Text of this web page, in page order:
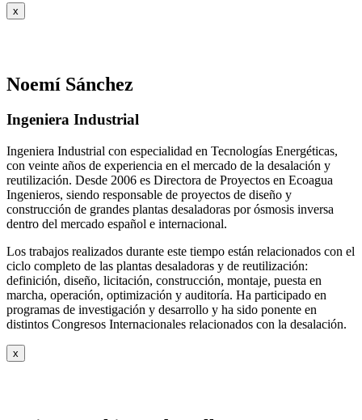
x
Noemí Sánchez
Ingeniera Industrial
Ingeniera Industrial con especialidad en Tecnologías Energéticas,
con veinte años de experiencia en el mercado de la desalación y
reutilización. Desde 2006 es Directora de Proyectos en Ecoagua
Ingenieros, siendo responsable de proyectos de diseño y
construcción de grandes plantas desaladoras por ósmosis inversa
dentro del mercado español e internacional.
Los trabajos realizados durante este tiempo están relacionados con el
ciclo completo de las plantas desaladoras y de reutilización:
definición, diseño, licitación, construcción, montaje, puesta en
marcha, operación, optimización y auditoría. Ha participado en
programas de investigación y desarrollo y ha sido ponente en
distintos Congresos Internacionales relacionados con la desalación.
x